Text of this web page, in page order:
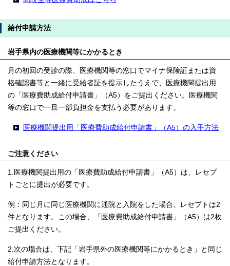
給付申請方法
岩手県内の医療機関等にかかるとき
月の初回の受診の際、医療機関等の窓口でマイナ保険証または資
格確認書等と一緒に受給者証を提示したうえで、医療機関提出用
の「医療費助成給付申請書」（A5）をご提出ください。医療機関
等の窓口で一旦一部負担金を支払う必要があります。
医療機関提出用「医療費助成給付申請書」（A5）の入手方法
ご注意ください
1.医療機関提出用の「医療費助成給付申請書」（A5）は、レセプ
トごとに提出が必要です。
例：同じ月に同じ医療機関に通院と入院をした場合、レセプトは2
件となります。この場合、「医療費助成給付申請書」（A5）は2枚
ご提出ください。
2.次の場合は、下記「岩手県外の医療機関等にかかるとき」と同じ
給付申請方法となります。